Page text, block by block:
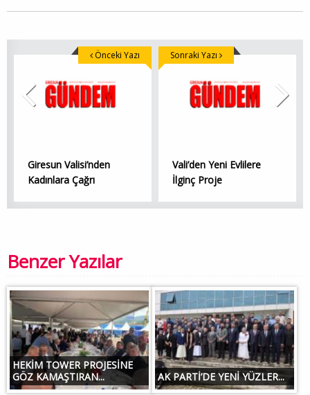
Giresun Valisi’nden
Kadınlara Çağrı
Önceki Yazı
Vali’den Yeni Evlilere
İlginç Proje
Sonraki Yazı
Benzer Yazılar
HEKİM TOWER PROJESİNE
GÖZ KAMAŞTIRAN...
AK PARTİ’DE YENİ YÜZLER...